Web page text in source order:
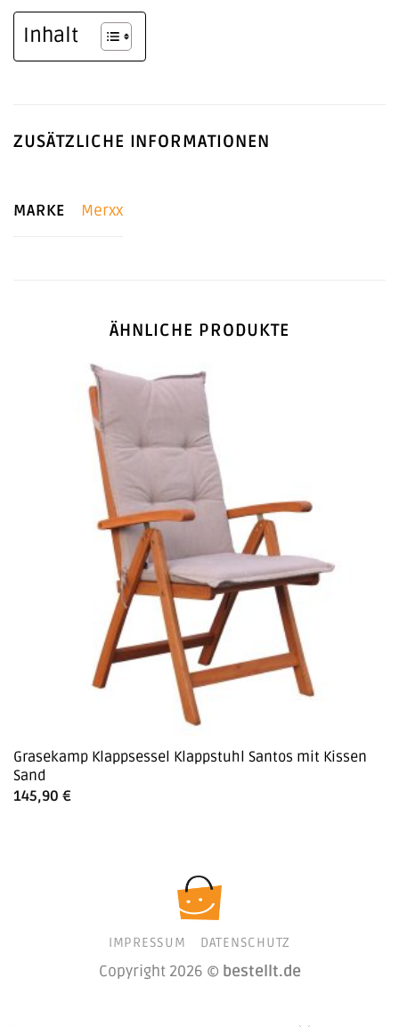
Inhalt
ZUSÄTZLICHE INFORMATIONEN
MARKE Merxx
ÄHNLICHE PRODUKTE
Grasekamp Klappsessel Klappstuhl Santos mit Kissen
Sand
145,90 €
IMPRESSUM DATENSCHUTZ
Copyright 2026 © bestellt.de